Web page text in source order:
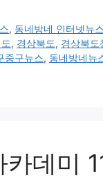
, 동네방네 인터넷뉴
, 경상북도, 경상북도
중구뉴스, 동네방네뉴
카데미